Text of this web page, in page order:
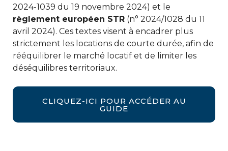
2024-1039 du 19 novembre 2024) et le
règlement européen STR (n° 2024/1028 du 11
avril 2024). Ces textes visent à encadrer plus
strictement les locations de courte durée, afin de
rééquilibrer le marché locatif et de limiter les
déséquilibres territoriaux.
CLIQUEZ-ICI POUR ACCÉDER AU
GUIDE